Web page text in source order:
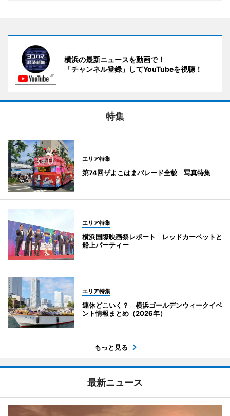
横浜の最新ニュースを動画で！
「チャンネル登録」してYouTubeを視聴！
特集
エリア特集
第74回ザよこはまパレード全貌 写真特集
エリア特集
横浜国際映画祭レポート レッドカーペットと
船上パーティー
エリア特集
連休どこいく？ 横浜ゴールデンウィークイベ
ント情報まとめ（2026年）
もっと見る
最新ニュース